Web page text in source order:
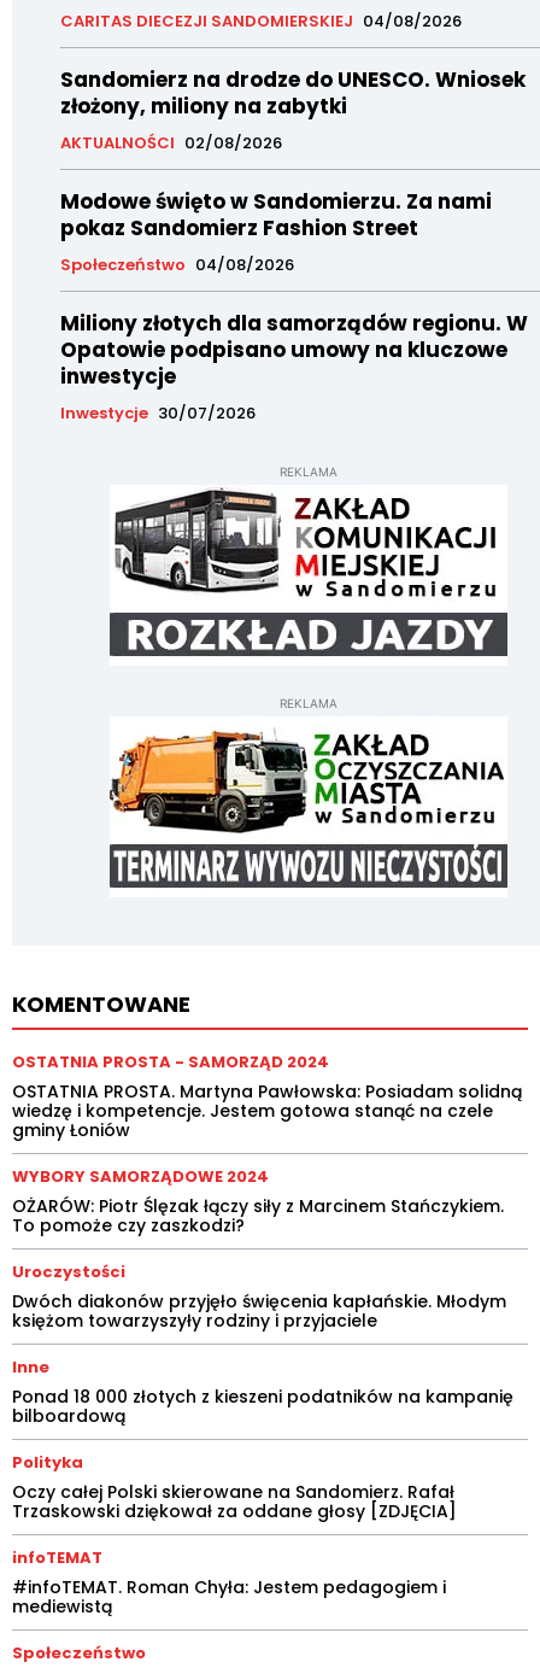
CARITAS DIECEZJI SANDOMIERSKIEJ 04/08/2026
Sandomierz na drodze do UNESCO. Wniosek
złożony, miliony na zabytki
AKTUALNOŚCI 02/08/2026
Modowe święto w Sandomierzu. Za nami
pokaz Sandomierz Fashion Street
Społeczeństwo 04/08/2026
Miliony złotych dla samorządów regionu. W
Opatowie podpisano umowy na kluczowe
inwestycje
Inwestycje 30/07/2026
REKLAMA
REKLAMA
KOMENTOWANE
OSTATNIA PROSTA - SAMORZĄD 2024
OSTATNIA PROSTA. Martyna Pawłowska: Posiadam solidną
wiedzę i kompetencje. Jestem gotowa stanąć na czele
gminy Łoniów
WYBORY SAMORZĄDOWE 2024
OŻARÓW: Piotr Ślęzak łączy siły z Marcinem Stańczykiem.
To pomoże czy zaszkodzi?
Uroczystości
Dwóch diakonów przyjęło święcenia kapłańskie. Młodym
księżom towarzyszyły rodziny i przyjaciele
Inne
Ponad 18 000 złotych z kieszeni podatników na kampanię
bilboardową
Polityka
Oczy całej Polski skierowane na Sandomierz. Rafał
Trzaskowski dziękował za oddane głosy [ZDJĘCIA]
infoTEMAT
#infoTEMAT. Roman Chyła: Jestem pedagogiem i
mediewistą
Społeczeństwo